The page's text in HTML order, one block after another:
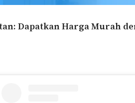
Dapatkan Harga Murah